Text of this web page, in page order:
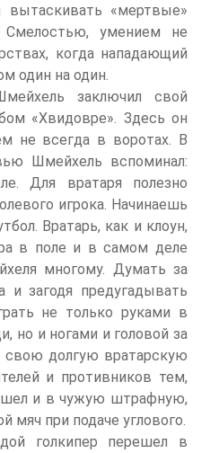
вытаскивать «мертвые»
умением не
когда нападающий
один на один.
заключил свой
«Хвидовре». Здесь он
не всегда в воротах. В
Шмейхель вспоминал:
Для вратаря полезно
игрока. Начинаешь
Вратарь, как и клоун,
в поле и в самом деле
многому. Думать за
и загодя предугадывать
не только руками в
но и ногами и головой за
свою долгую вратарскую
и противников тем,
шел и в чужую штрафную,
мяч при подаче углового.
голкипер перешел в